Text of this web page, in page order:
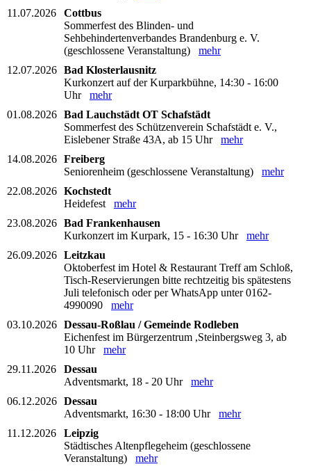
11.07.2026
Cottbus
Sommerfest des Blinden- und
Sehbehindertenverbandes Brandenburg e. V.
(geschlossene Veranstaltung) mehr
12.07.2026 Bad Klosterlausnitz
Kurkonzert auf der Kurparkbühne, 14:30 - 16:00
Uhr mehr
01.08.2026 Bad Lauchstädt OT Schafstädt
Sommerfest des Schützenverein Schafstädt e. V.,
Eislebener Straße 43A, ab 15 Uhr mehr
14.08.2026 Freiberg
Seniorenheim (geschlossene Veranstaltung) mehr
22.08.2026 Kochstedt
Heidefest mehr
23.08.2026 Bad Frankenhausen
Kurkonzert im Kurpark, 15 - 16:30 Uhr mehr
26.09.2026 Leitzkau
Oktoberfest im Hotel & Restaurant Treff am Schloß,
Tisch-Reservierungen bitte rechtzeitig bis spätestens
Juli telefonisch oder per WhatsApp unter 0162-
4990090 mehr
03.10.2026 Dessau-Roßlau / Gemeinde Rodleben
Eichenfest im Bürgerzentrum ,Steinbergsweg 3, ab
10 Uhr mehr
29.11.2026
Dessau
Adventsmarkt, 18 - 20 Uhr mehr
06.12.2026 Dessau
Adventsmarkt, 16:30 - 18:00 Uhr mehr
11.12.2026
Leipzig
Städtisches Altenpflegeheim (geschlossene
Veranstaltung) mehr